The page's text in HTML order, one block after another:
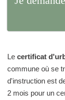
Le certificat
commune où se
d'instruction est
2 mois pour un